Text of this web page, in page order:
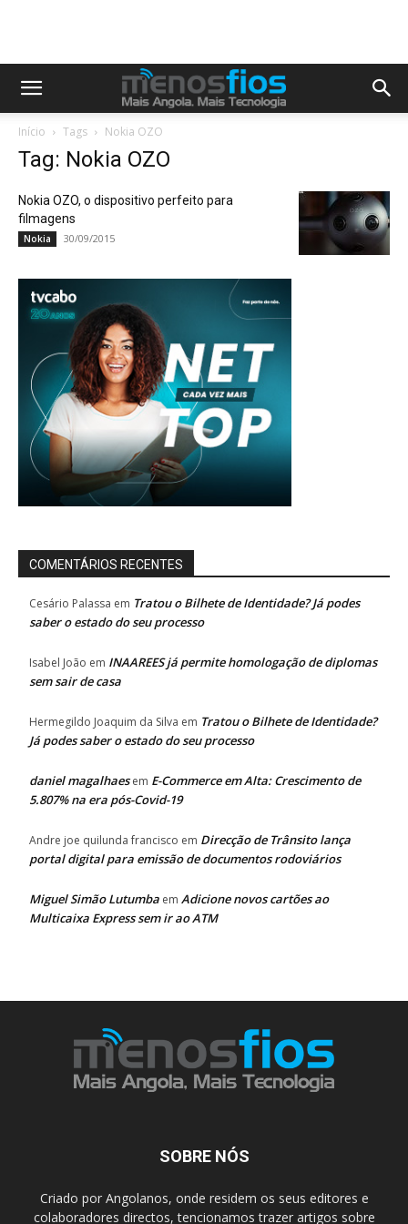
Início Tags Nokia OZO
Tag: Nokia OZO
Nokia OZO, o dispositivo perfeito para
filmagens
Nokia 30/09/2015
COMENTÁRIOS RECENTES
Cesário Palassa em Tratou o Bilhete de Identidade? Já podes
saber o estado do seu processo
Isabel João em INAAREES já permite homologação de diplomas
sem sair de casa
Hermegildo Joaquim da Silva em Tratou o Bilhete de Identidade?
Já podes saber o estado do seu processo
daniel magalhaesem E-Commerce em Alta: Crescimento de
5.807% na era pós-Covid-19
Andre joe quilunda francisco em Direcção de Trânsito lança
portal digital para emissão de documentos rodoviários
Miguel Simão Lutumba em Adicione novos cartões ao
Multicaixa Express sem ir ao ATM
SOBRE NÓS
Criado por Angolanos, onde residem os seus editores e
colaboradores directos, tencionamos trazer artigos sobre